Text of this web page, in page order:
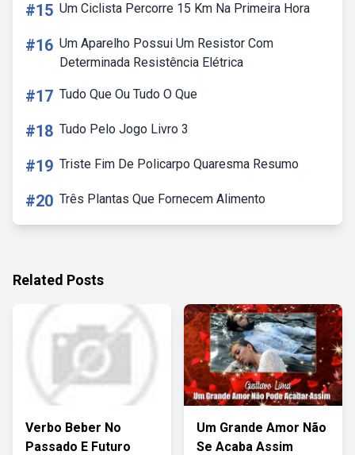
#15 Um Ciclista Percorre 15 Km Na Primeira Hora
#16 Um Aparelho Possui Um Resistor Com
Determinada Resistência Elétrica
#17 Tudo Que Ou Tudo O Que
#18 Tudo Pelo Jogo Livro 3
#19 Triste Fim De Policarpo Quaresma Resumo
#20 Três Plantas Que Fornecem Alimento
Related Posts
Verbo Beber No
Passado E Futuro
Um Grande Amor Não
Se Acaba Assim